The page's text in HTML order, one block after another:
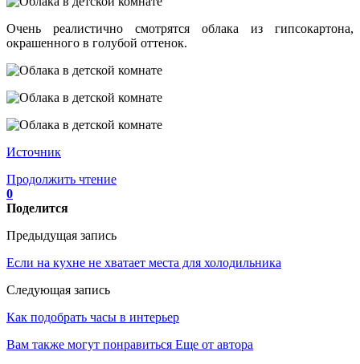
Очень реалистично смотрятся облака из гипсокартона,
окрашенного в голубой оттенок.
Источник
Продолжить чтение
0
Поделится
Предыдущая запись
Если на кухне не хватает места для холодильника
Следующая запись
Как подобрать часы в интерьер
Вам также могут понравиться Еще от автора